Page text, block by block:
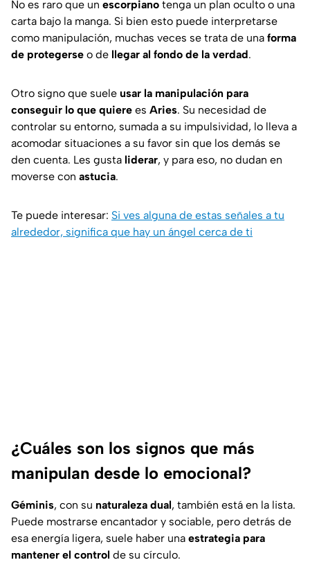
No es raro que un escorpiano tenga un plan oculto o una
carta bajo la manga. Si bien esto puede interpretarse
como manipulación, muchas veces se trata de una forma
de protegerse o de llegar al fondo de la verdad.
Otro signo que suele usar la manipulación para
conseguir lo que quiere es Aries. Su necesidad de
controlar su entorno, sumada a su impulsividad, lo lleva a
acomodar situaciones a su favor sin que los demás se
den cuenta. Les gusta liderar, y para eso, no dudan en
moverse con astucia.
Te puede interesar: Si ves alguna de estas señales a tu
alrededor, significa que hay un ángel cerca de ti
¿Cuáles son los signos que más
manipulan desde lo emocional?
Géminis, con su naturaleza dual, también está en la lista.
Puede mostrarse encantador y sociable, pero detrás de
esa energía ligera, suele haber una estrategia para
mantener el control de su círculo.